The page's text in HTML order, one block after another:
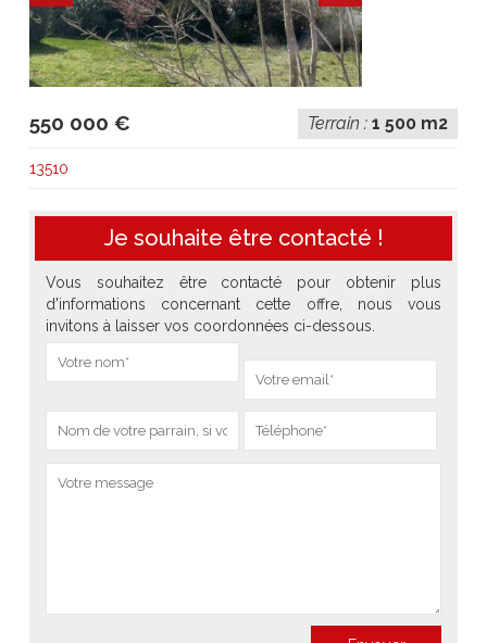
550 000 € Terrain : 1 500 m2
13510
Je souhaite être contacté !
Vous souhaitez être contacté pour obtenir plus
d'informations concernant cette offre, nous vous
invitons à laisser vos coordonnées ci-dessous.